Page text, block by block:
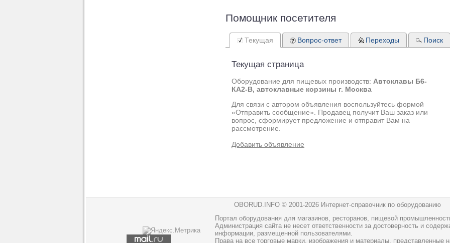
Помощник посетителя
Текущая
Текущая страница
Оборудование для пищевых производств: Автоклавы Б6-
КА2-В, автоклавные корзины г. Москва
Для связи с автором объявления воспользуйтесь формой
«Отправить сообщение». Продавец получит Ваш заказ или
вопрос, сформирует предложение и отправит Вам на
рассмотрение.
Добавить объявление
Вопрос-ответ Переходы Поиск
OBORUD.INFO © 2001-2026 Интернет-справочник по оборудованию
Портал оборудования для магазинов, ресторанов, пищевой
Администрация сайта не несет ответственности за достоверность и
информации, размещенной пользователями.
Права на все торговые марки, изображения и материалы, представленные